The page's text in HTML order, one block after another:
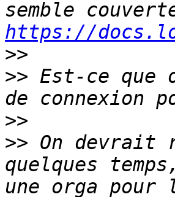
https://
>>
>> Est-ce que
>>
>> On devrait
quelques